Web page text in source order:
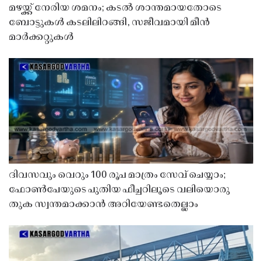
മഴയ്ക്ക് നേരിയ ശമനം; കടൽ ശാന്തമായതോടെ
ബോട്ടുകൾ കടലിലിറങ്ങി, സജീവമായി മീൻ
മാർക്കറ്റുകൾ
ദിവസവും വെറും 100 രൂപ മാത്രം സേവ് ചെയ്യാം;
ഫോൺപേയുടെ പുതിയ ഫീച്ചറിലൂടെ വലിയൊരു
തുക സ്വന്തമാക്കാൻ അറിയേണ്ടതെല്ലാം